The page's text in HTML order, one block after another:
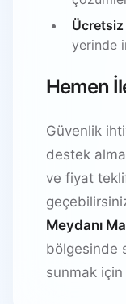
Ücretsiz
yerinde
Hemen
Güvenlik
destek
ve fiyat
Meydanı
bölgesinde
sunmak için